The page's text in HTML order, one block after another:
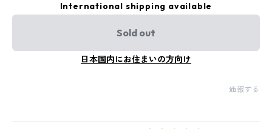
International shipping available
Sold out
日本国内にお住まいの方向け
通報する